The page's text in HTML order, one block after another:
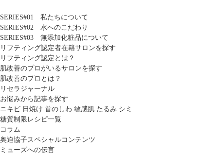
SERIES#01 私たちについて
SERIES#02 水へのこだわり
SERIES#03 無添加化粧品について
リフティング認定者在籍サロンを探す
リフティング認定とは？
肌改善のプロがいるサロンを探す
肌改善のプロとは？
リセラジャーナル
お悩みから記事を探す
ニキビ 日焼け 首のしわ 敏感肌 たるみ シミ
糖質制限レシピ一覧
コラム
奥迫協子スペシャルコンテンツ
ミューズへの伝言